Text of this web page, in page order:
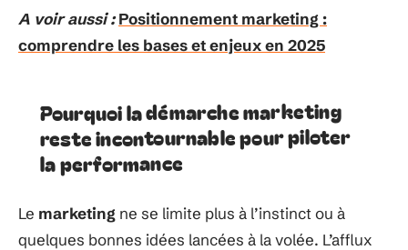
A voir aussi : Positionnement marketing :
comprendre les bases et enjeux en 2025
Pourquoi la démarche marketing
reste incontournable pour piloter
la performance
Le marketing ne se limite plus à l’instinct ou à
quelques bonnes idées lancées à la volée. L’afflux